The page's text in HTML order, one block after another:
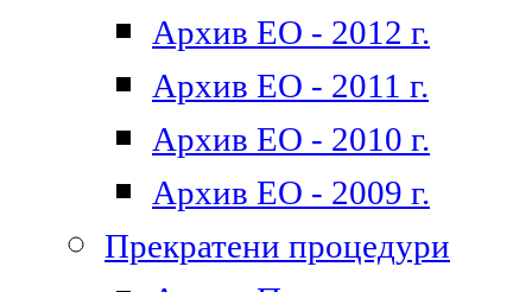
Архив ЕО - 2012 г.
Архив ЕО - 2011 г.
Архив ЕО - 2010 г.
Архив ЕО - 2009 г.
Прекратени процедури